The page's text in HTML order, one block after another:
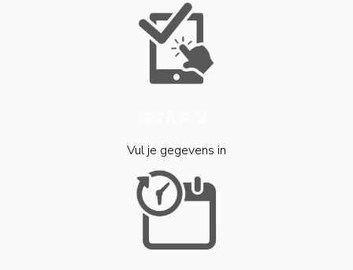
Vul je gegevens in